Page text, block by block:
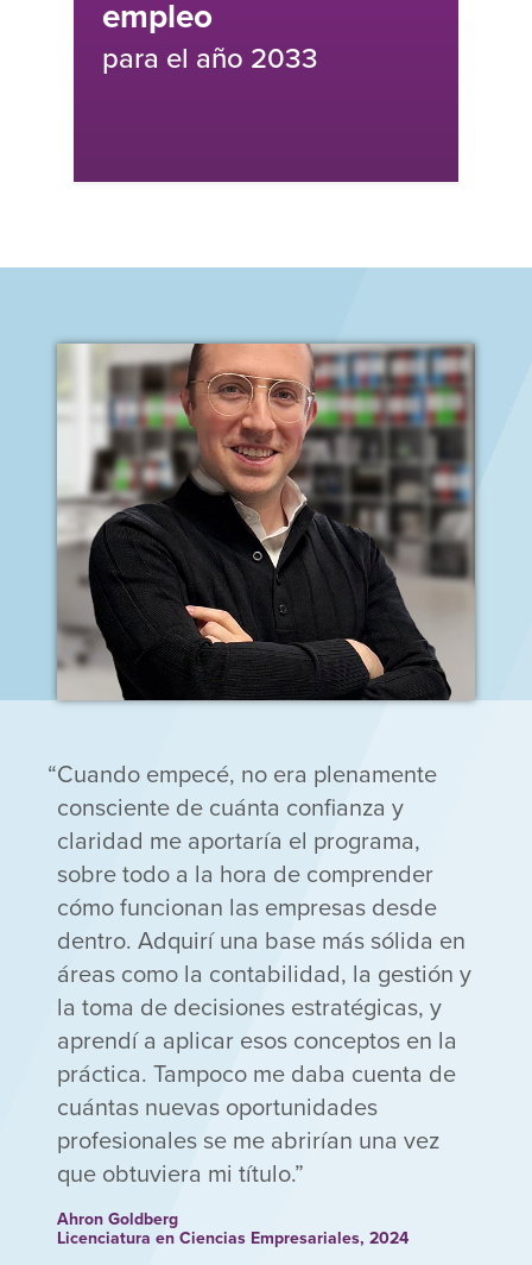
Cuando empecé, no era plenamente
consciente de cuánta confianza y
claridad me aportaría el programa,
sobre todo a la hora de comprender
cómo funcionan las empresas desde
dentro. Adquirí una base más sólida en
áreas como la contabilidad, la gestión y
la toma de decisiones estratégicas, y
aprendí a aplicar esos conceptos en la
práctica. Tampoco me daba cuenta de
cuántas nuevas oportunidades
profesionales se me abrirían una vez
que obtuviera mi título.
Ahron Goldberg
Licenciatura en Ciencias Empresariales, 2024